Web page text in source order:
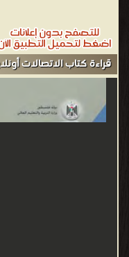
الإلكترونية هي مسار مغلق
بينها ويمكن للتيار
أساس النظم الإلكترونية
التحكم والقياس ومعالجة
الوسيلتين الفعالتين
قراءة كتاب الاتصالات